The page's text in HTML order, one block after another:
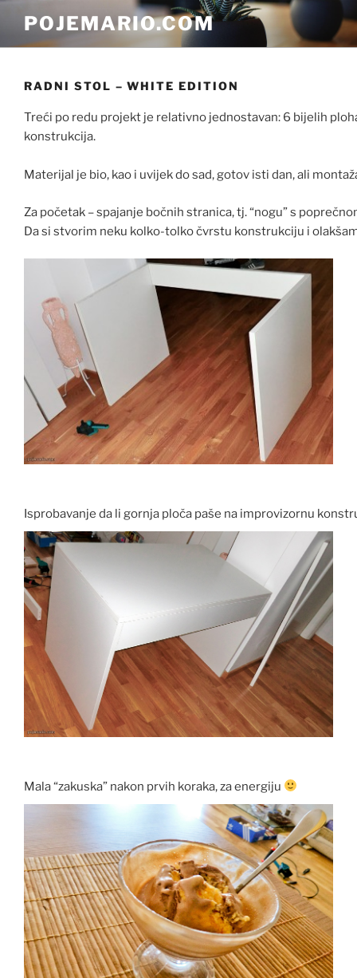
content
POJEMARIO.COM
RADNI STOL – WHITE EDITION
Treći po redu projekt je relativno jednostavan: 6 bijelih
konstrukcija.
Materijal je bio, kao i uvijek do sad, gotov isti dan, ali
Za početak – spajanje bočnih stranica, tj. “nogu” s
Da si stvorim neku kolko-tolko čvrstu konstrukciju i
Isprobavanje da li gornja ploča paše na improvizornu
Mala “zakuska” nakon prvih koraka, za energiju